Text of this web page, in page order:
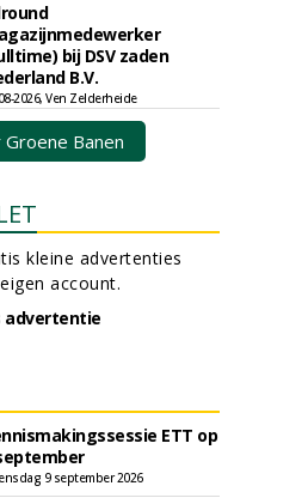
bij DSV zaden
B.V.
2026, Ven Zelderheide
Banen
kleine advertenties
account.
advertentie
ETT op
9 september 2026